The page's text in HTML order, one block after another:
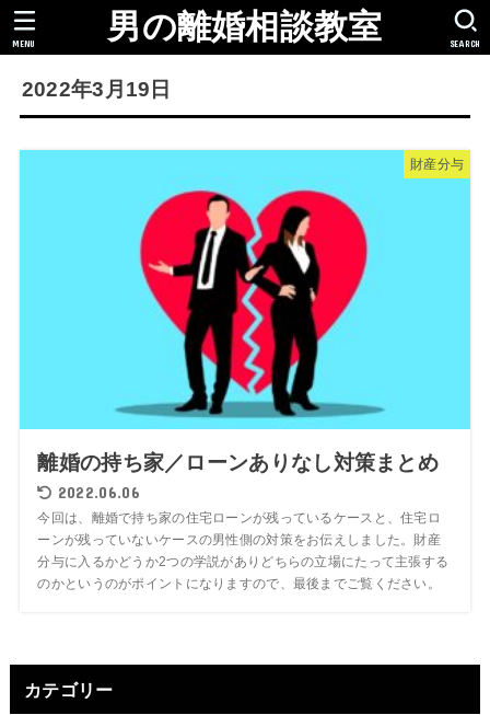
男の離婚相談教室 SEARCH
MENU
2022年3月19日
財産分与
離婚の持ち家／ローンありなし対策まとめ
2022.06.06
今回は、離婚で持ち家の住宅ローンが残っているケースと、住宅ロ
ーンが残っていないケースの男性側の対策をお伝えしました。財産
分与に入るかどうか2つの学説がありどちらの立場にたって主張する
のかというのがポイントになりますので、最後までご覧ください。
カテゴリー